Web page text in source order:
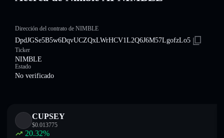
Dirección del contrato de NIMBLE
DpdJGSe5B5w6DqvUCZQxLWrHCV1L2Q6J6M57LgofzLo5
Ticker
NIMBLE
Estado
No verificado
CUPSEY
$0.013775
20.32%